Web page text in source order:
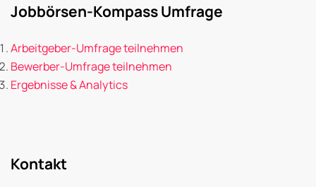
Jobbörsen-Kompass Umfrage
Arbeitgeber-Umfrage teilnehmen
Bewerber-Umfrage teilnehmen
Ergebnisse & Analytics
Kontakt